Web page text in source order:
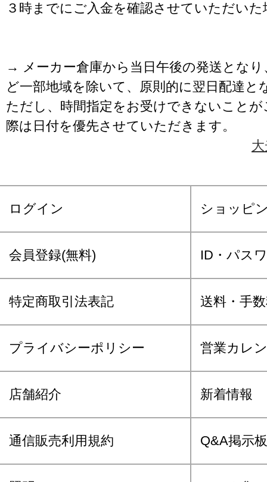
３時までにご入金を確認させていただいた
→ メーカー倉庫から当日午後の発送となり
ど一部地域を除いて、原則的に翌日配達と
ただし、時間指定をお受けできないこと
際は日付を優先させていただきます。
ログイン ショッピ
会員登録(無料) ID・パス
特定商取引法表記 送料・手
プライバシーポリシー 営業カレ
店舗紹介 新着情報
通信販売利用規約 Q&A掲示板